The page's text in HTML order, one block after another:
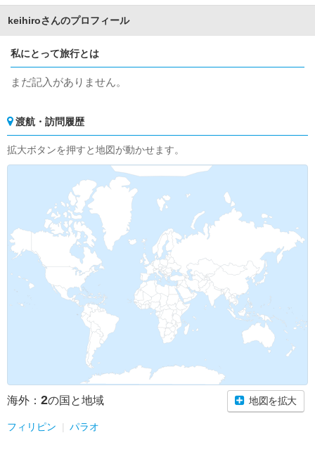
keihiroさんのプロフィール
私にとって旅行とは
まだ記入がありません。
渡航・訪問履歴
拡大ボタンを押すと地図が動かせます。
海外： 2の国と地域 地図を拡大
フィリピン パラオ